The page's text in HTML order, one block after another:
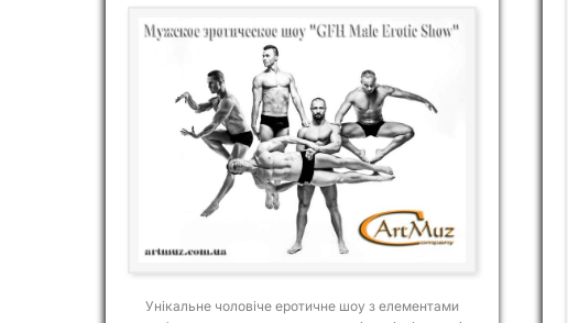
Унікальне чоловіче еротичне шоу з елементами